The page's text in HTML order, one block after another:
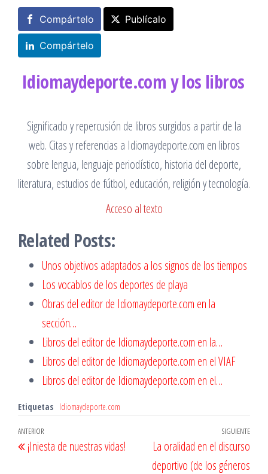
Compártelo Publícalo
Compártelo
Idiomaydeporte.com y los libros
Significado y repercusión de libros surgidos a partir de la
web. Citas y referencias a Idiomaydeporte.com en libros
sobre lengua, lenguaje periodístico, historia del deporte,
literatura, estudios de fútbol, educación, religión y tecnología.
Acceso al texto
Related Posts:
Unos objetivos adaptados a los signos de los tiempos
Los vocablos de los deportes de playa
Obras del editor de Idiomaydeporte.com en la
sección…
Libros del editor de Idiomaydeporte.com en la…
Libros del editor de Idiomaydeporte.com en el VIAF
Libros del editor de Idiomaydeporte.com en el…
Etiquetas Idiomaydeporte.com
Navegación
de
Entrada
anterior
ANTERIOR
¡Iniesta de nuestras vidas!
SIGUIENTE
La oralidad en el discurso
deportivo (de los géneros